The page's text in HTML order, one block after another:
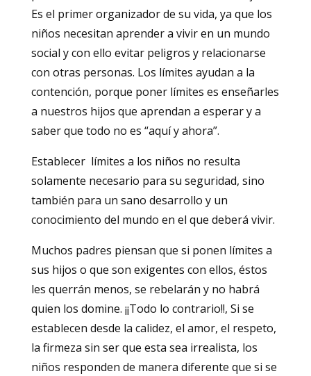
Es el primer organizador de su vida, ya que los
niños necesitan aprender a vivir en un mundo
social y con ello evitar peligros y relacionarse
con otras personas. Los límites ayudan a la
contención, porque poner límites es enseñarles
a nuestros hijos que aprendan a esperar y a
saber que todo no es “aquí y ahora”.
Establecer límites a los niños no resulta
solamente necesario para su seguridad, sino
también para un sano desarrollo y un
conocimiento del mundo en el que deberá vivir.
Muchos padres piensan que si ponen límites a
sus hijos o que son exigentes con ellos, éstos
les querrán menos, se rebelarán y no habrá
quien los domine. ¡¡Todo lo contrario!!, Si se
establecen desde la calidez, el amor, el respeto,
la firmeza sin ser que esta sea irrealista, los
niños responden de manera diferente que si se